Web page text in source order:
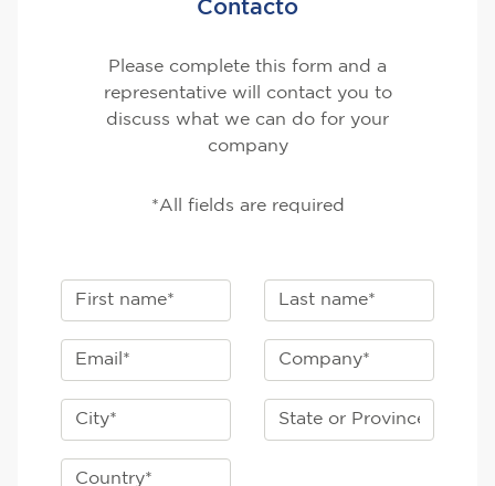
Contacto
Please complete this form and a
representative will contact you to
discuss what we can do for your
company
*All fields are required